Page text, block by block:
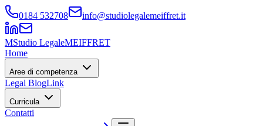
0184 532708 info@studiolegalemeiffret.it
MStudio LegaleMEIFFRET
Home
Aree di competenza
Legal BlogLink
Curricula
Contatti